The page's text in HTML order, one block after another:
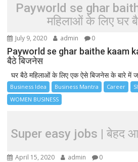
Payworld se ghar
महिलाओं के लिए घर
July 9, 2020 admin 0
Payworld se ghar baithe kaam
बैठे बिजनेस
घर बैठे महिलाओं के लिए एक ऐसे बिजनेस के बारे में
Business Idea Business Mantra Career
WOMEN BUSINESS
Super easy jobs | बेहद
April 15, 2020 admin 0